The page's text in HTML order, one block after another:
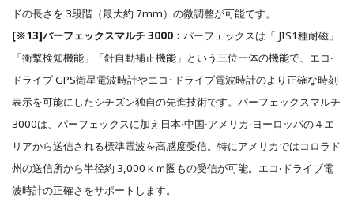
ドの⻑さを 3段階（最大約 7mm）の微調整が可能です。
[※13]パーフェックスマルチ 3000： パーフェックスは「 JIS1種耐磁」
「衝撃検知機能」「針⾃動補正機能」という三位⼀体の機能で、エコ‧
ドライブ GPS衛星電波時計やエコ･ドライブ電波時計のより正確な時刻
表示を可能にしたシチズン独⾃の先進技術です。パーフェックスマルチ
3000は、パーフェックスに加え⽇本‧中国‧アメリカ‧ヨーロッパの４エ
リアから送信される標準電波を⾼感度受信。特にアメリカではコロラド
州の送信所から半径約 3,000ｋｍ圏もの受信が可能。エコ‧ドライブ電
波時計の正確さをサポートします。